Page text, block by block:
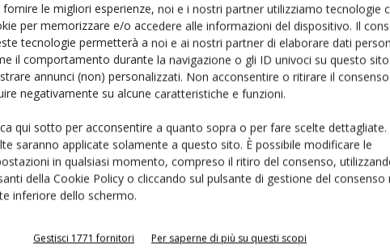
fornire le migliori esperienze, noi e i nostri partner utilizziamo tecnologie
per memorizzare e/o accedere alle informazioni del dispositivo. Il
tecnologie permetterà a noi e ai nostri partner di elaborare dati
il comportamento durante la navigazione o gli ID univoci su questo
annunci (non) personalizzati. Non acconsentire o ritirare il
negativamente su alcune caratteristiche e funzioni.
qui sotto per acconsentire a quanto sopra o per fare scelte dettagliate.
saranno applicate solamente a questo sito. È possibile modificare le
in qualsiasi momento, compreso il ritiro del consenso,
della Cookie Policy o cliccando sul pulsante di gestione del consenso
inferiore dello schermo.
Gestisci 1771 fornitori Per saperne di più su questi scopi
Finocchio, un tesoro agricolo
italiano che conquista il mondo
Manuela Soressi 4 Marzo 2025